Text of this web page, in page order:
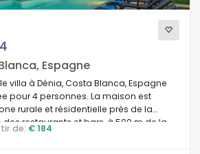
Espagne
villa à Dénia, Costa Blanca, Espagne
pour 4 personnes. La maison est
rurale et résidentielle près de la
restaurants et bars, à 500 m de la
Dénia, à 5 km de Javea et à 0,5 km de
de: € 184